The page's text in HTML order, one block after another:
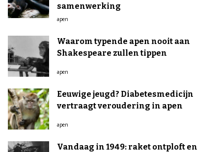
samenwerking
apen
Waarom typende apen nooit aan
Shakespeare zullen tippen
apen
Eeuwige jeugd? Diabetesmedicijn
vertraagt veroudering in apen
apen
Vandaag in 1949: raket ontploft en